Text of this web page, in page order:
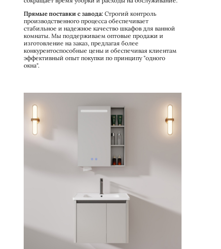
Прямые поставки с завода: Строгий контроль
производственного процесса обеспечивает
стабильное и надежное качество шкафов для ванной
комнаты. Мы поддерживаем оптовые продажи и
изготовление на заказ, предлагая более
конкурентоспособные цены и обеспечивая клиентам
эффективный опыт покупки по принципу "одного
окна".